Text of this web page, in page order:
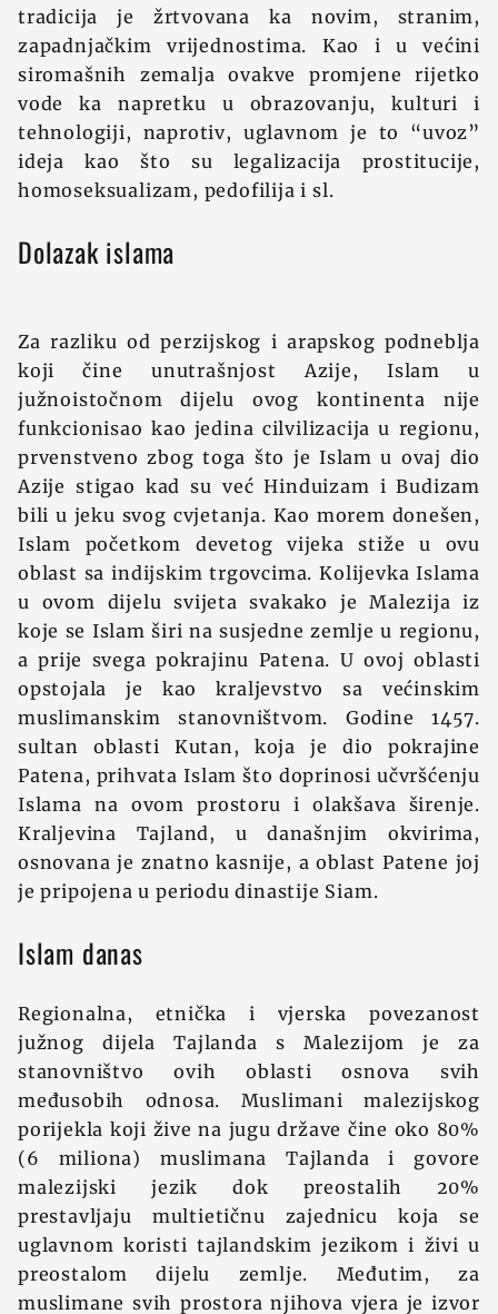
tradicija je žrtvovana ka novim, stranim,
zapadnjačkim vrijednostima. Kao i u većini
siromašnih zemalja ovakve promjene rijetko
vode ka napretku u obrazovanju, kulturi i
tehnologiji, naprotiv, uglavnom je to “uvoz”
ideja kao što su legalizacija prostitucije,
homoseksualizam, pedofilija i sl.
Dolazak islama
Za razliku od perzijskog i arapskog podneblja
koji čine unutrašnjost Azije, Islam u
južnoistočnom dijelu ovog kontinenta nije
funkcionisao kao jedina cilvilizacija u regionu,
prvenstveno zbog toga što je Islam u ovaj dio
Azije stigao kad su već Hinduizam i Budizam
bili u jeku svog cvjetanja. Kao morem donešen,
Islam početkom devetog vijeka stiže u ovu
oblast sa indijskim trgovcima. Kolijevka Islama
u ovom dijelu svijeta svakako je Malezija iz
koje se Islam širi na susjedne zemlje u regionu,
a prije svega pokrajinu Patena. U ovoj oblasti
opstojala je kao kraljevstvo sa većinskim
muslimanskim stanovništvom. Godine 1457.
sultan oblasti Kutan, koja je dio pokrajine
Patena, prihvata Islam što doprinosi učvršćenju
Islama na ovom prostoru i olakšava širenje.
Kraljevina Tajland, u današnjim okvirima,
osnovana je znatno kasnije, a oblast Patene joj
je pripojena u periodu dinastije Siam.
Islam danas
Regionalna, etnička i vjerska povezanost
južnog dijela Tajlanda s Malezijom je za
stanovništvo ovih oblasti osnova svih
međusobih odnosa. Muslimani malezijskog
porijekla koji žive na jugu države čine oko 80%
(6 miliona) muslimana Tajlanda i govore
malezijski jezik dok preostalih 20%
prestavljaju multietičnu zajednicu koja se
uglavnom koristi tajlandskim jezikom i živi u
preostalom dijelu zemlje. Međutim, za
muslimane svih prostora njihova vjera je izvor